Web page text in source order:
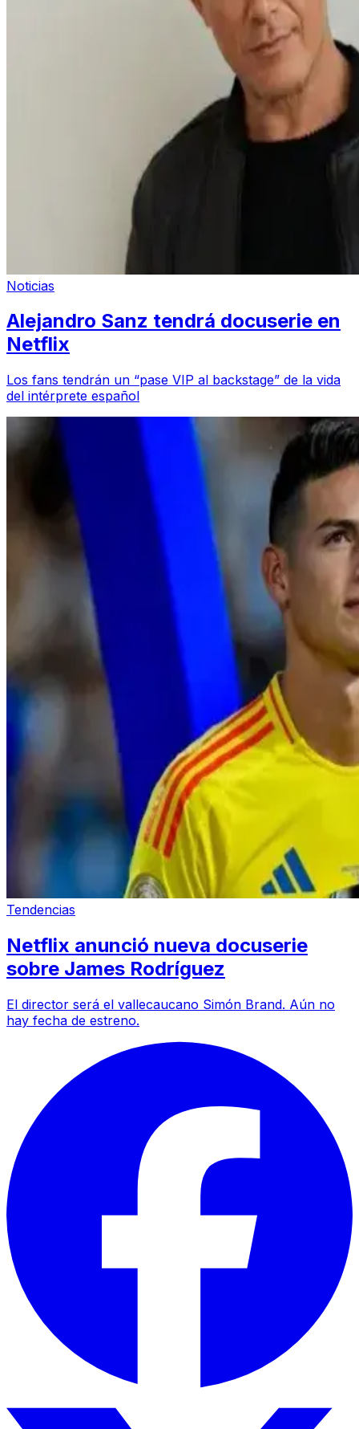
Noticias
Alejandro Sanz tendrá docuserie en
Netflix
Los fans tendrán un “pase VIP al backstage” de la vida
del intérprete español
Tendencias
Netflix anunció nueva docuserie
sobre James Rodríguez
El director será el vallecaucano Simón Brand. Aún no
hay fecha de estreno.